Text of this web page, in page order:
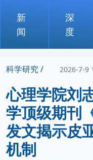
新
闻
深
度
科学研究 / 2026-7-9
心理学院刘
学顶级期刊
发文揭示皮
机制